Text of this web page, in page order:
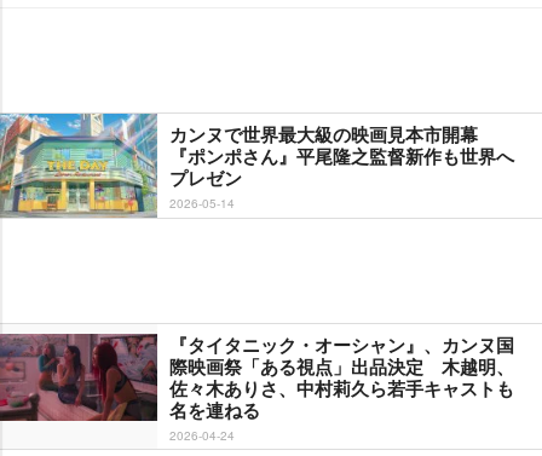
カンヌで世界最大級の映画見本市開幕
『ポンポさん』平尾隆之監督新作も世界へ
プレゼン
2026-05-14
『タイタニック・オーシャン』、カンヌ国
際映画祭「ある視点」出品決定 木越明、
佐々木ありさ、中村莉久ら若手キャストも
名を連ねる
2026-04-24